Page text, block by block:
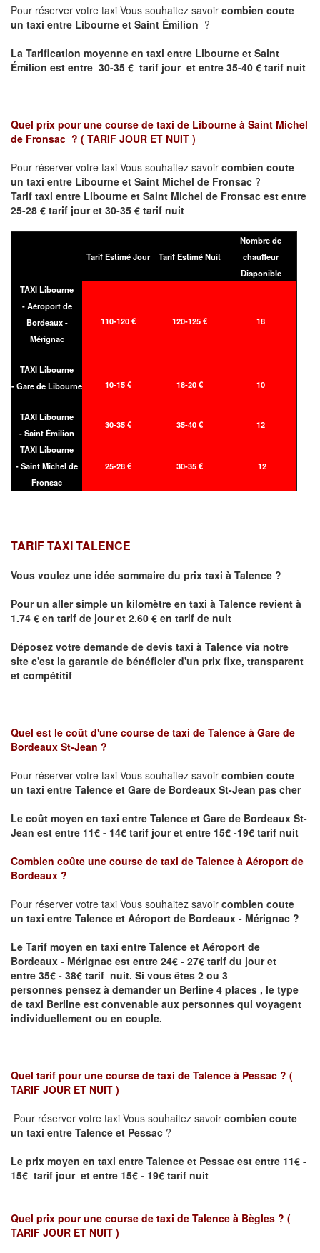
Pour réserver votre taxi Vous souhaitez savoir combien coute
un taxi entre Libourne et Saint Émilion ?
La Tarification moyenne en taxi entre Libourne et Saint
Émilion est entre 30-35 € tarif jour et entre 35-40 € tarif nuit
Quel prix pour une course de taxi de Libourne à Saint Michel
de Fronsac ? ( TARIF JOUR ET NUIT )
Pour réserver votre taxi Vous souhaitez savoir combien coute
un taxi entre Libourne et Saint Michel de Fronsac ?
Tarif taxi entre Libourne et Saint Michel de Fronsac est entre
25-28 € tarif jour et 30-35 € tarif nuit
Tarif Estimé Jour Tarif Estimé Nuit
Nombre de
chauffeur
Disponible
TAXI Libourne
- Aéroport de
Bordeaux -
Mérignac
110-120 € 120-125 € 18
TAXI Libourne
- Gare de Libourne
10-15 € 18-20 € 10
TAXI Libourne
- Saint Émilion
30-35 € 35-40 € 12
TAXI Libourne
- Saint Michel de
Fronsac
25-28 € 30-35 € 12
TARIF TAXI TALENCE
Vous voulez une idée sommaire du prix taxi à Talence ?
Pour un aller simple un kilomètre en taxi à Talence revient à
1.74 € en tarif de jour et 2.60 € en tarif de nuit
Déposez votre demande de devis taxi à Talence via notre
site c'est la garantie de bénéficier d'un prix fixe, transparent
et compétitif
Quel est le coût d'une course de taxi de Talence à Gare de
Bordeaux St-Jean ?
Pour réserver votre taxi Vous souhaitez savoir combien coute
un taxi entre Talence et Gare de Bordeaux St-Jean pas cher
Le coût moyen en taxi entre Talence et Gare de Bordeaux St-
Jean est entre 11€ - 14€ tarif jour et entre 15€ -19€ tarif nuit
Combien coûte une course de taxi de Talence à Aéroport de
Bordeaux ?
Pour réserver votre taxi Vous souhaitez savoir combien coute
un taxi entre Talence et Aéroport de Bordeaux - Mérignac ?
Le Tarif moyen en taxi entre Talence et Aéroport de
Bordeaux - Mérignac est entre 24€ - 27€ tarif du jour et
entre 35€ - 38€ tarif nuit. Si vous êtes 2 ou 3
personnes pensez à demander un Berline 4 places , le type
de taxi Berline est convenable aux personnes qui voyagent
individuellement ou en couple.
Quel tarif pour une course de taxi de Talence à Pessac ? (
TARIF JOUR ET NUIT )
Pour réserver votre taxi Vous souhaitez savoir combien coute
un taxi entre Talence et Pessac ?
Le prix moyen en taxi entre Talence et Pessac est entre 11€ -
15€ tarif jour et entre 15€ - 19€ tarif nuit
Quel prix pour une course de taxi de Talence à Bègles ? (
TARIF JOUR ET NUIT )